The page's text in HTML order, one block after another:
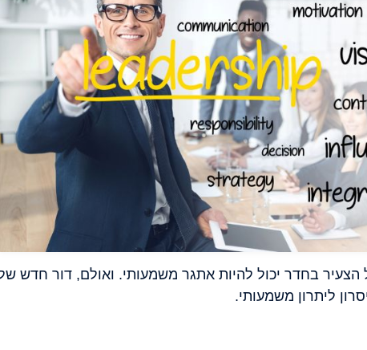
בחדר יכול להיות אתגר משמעותי. ואולם, דור חדש
ליתרון משמעותי.